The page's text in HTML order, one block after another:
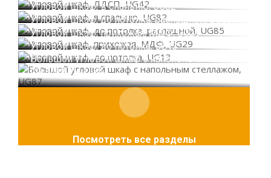
Угловой шкаф, в спальню, UG82
Угловой шкаф, до потолка, распашной, UG85
Угловой шкаф, прихожая, МДФ, UG29
Угловой шкаф, до потолка, UG13
Большой угловой шкаф с напольным
стеллажом, UG87
Посмотреть все разделы